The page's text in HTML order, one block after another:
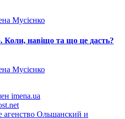
Мусієнко
Коли, навіщо та що це даcть?
Мусієнко